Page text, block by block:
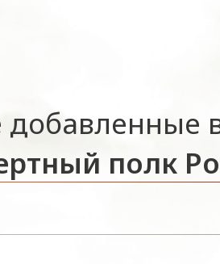
добавленные
полк